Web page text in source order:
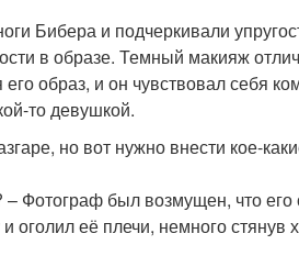
Бибера и подчеркивали
в образе. Темный макияж
его образ, и он чувствовал себя
то девушкой.
но вот нужно внести кое-
Фотограф был возмущен, что
её плечи, немного стянув